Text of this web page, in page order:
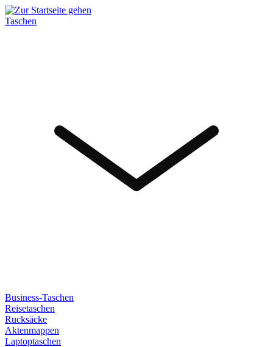
Taschen
Business-Taschen
Reisetaschen
Rucksäcke
Aktenmappen
Laptoptaschen